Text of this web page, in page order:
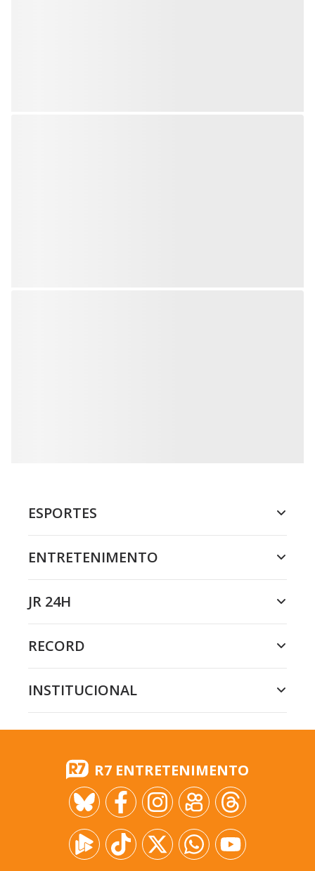
ESPORTES
ENTRETENIMENTO
JR 24H
RECORD
INSTITUCIONAL
R7 ENTRETENIMENTO